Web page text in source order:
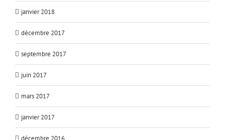
janvier 2018
décembre 2017
septembre 2017
juin 2017
mars 2017
janvier 2017